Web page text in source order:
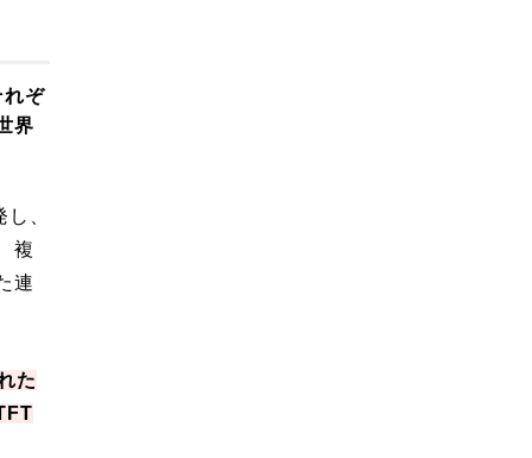
ぞ
界
、
複
連
た